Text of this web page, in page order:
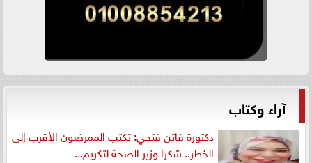
آراء وكتاب
دكتورة فاتن فتحي: تكتب الممرضون الأقرب إلى
الخطر.. شكرا وزير الصحة لتكريم...